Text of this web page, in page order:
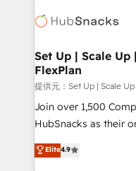
WooCommerce,
the difference —
HubSpot
marketing,
design We connect people, data and technology to
improve customer
people, exciting
ensure revenue growth
team of 100+ experts is
Set Up | Scale
FlexPlan
提供元：Set Up | Scale
Join over 1,500
HubSnacks as their
Simple pay-as-you-
1️⃣ Set Up |
Elite4.9